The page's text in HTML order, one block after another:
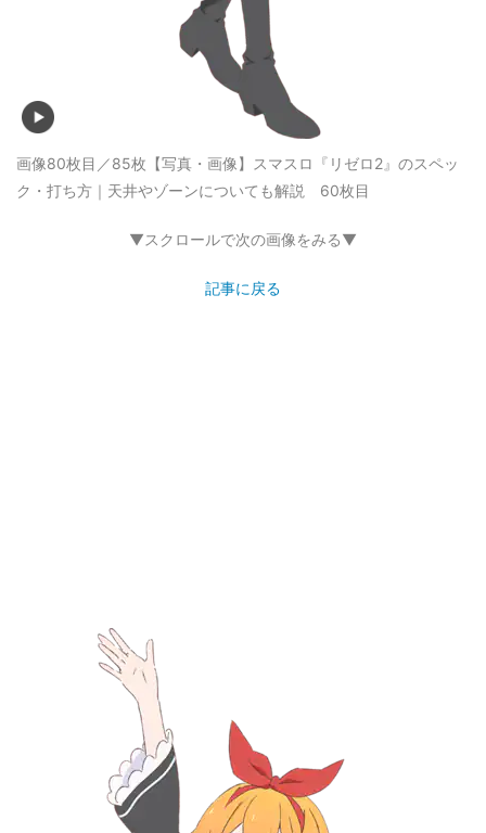
画像80枚目／85枚 【写真・画像】スマスロ『リゼロ2』のスペッ
ク・打ち方｜天井やゾーンについても解説 60枚目
▼スクロールで次の画像をみる▼
記事に戻る